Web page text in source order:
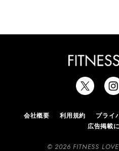
会社概要 利用規約 プライ
広告掲載
© 2026 FITNESS